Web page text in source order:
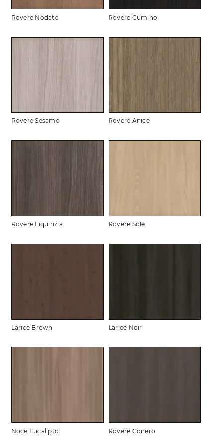
Rovere Nodato Rovere Cumino
Rovere Sesamo Rovere Anice
Rovere Liquirizia Rovere Sole
Larice Brown Larice Noir
Noce Eucalipto Rovere Conero